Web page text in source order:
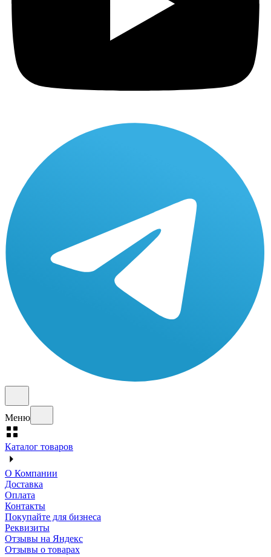
Меню
Каталог товаров
О Компании
Доставка
Оплата
Контакты
Покупайте для бизнеса
Реквизиты
Отзывы на Яндекс
Отзывы о товарах